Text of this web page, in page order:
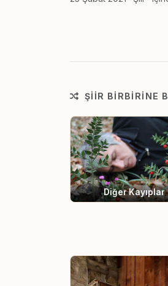
ŞIIR BIRBIRINE
Diğer Kayıplar